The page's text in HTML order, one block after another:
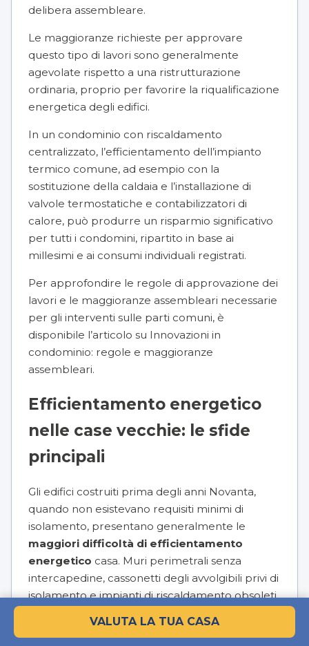
VALUTA LA TUA CASA
delibera assembleare.
Le maggioranze richieste per approvare
questo tipo di lavori sono generalmente
agevolate rispetto a una ristrutturazione
ordinaria, proprio per favorire la riqualificazione
energetica degli edifici.
In un condominio con riscaldamento
centralizzato, l’efficientamento dell’impianto
termico comune, ad esempio con la
sostituzione della caldaia e l’installazione di
valvole termostatiche e contabilizzatori di
calore, può produrre un risparmio significativo
per tutti i condomini, ripartito in base ai
millesimi e ai consumi individuali registrati.
Per approfondire le regole di approvazione dei
lavori e le maggioranze assembleari necessarie
per gli interventi sulle parti comuni, è
disponibile l’articolo su Innovazioni in
condominio: regole e maggioranze
assembleari.
Efficientamento energetico
nelle case vecchie: le sfide
principali
Gli edifici costruiti prima degli anni Novanta,
quando non esistevano requisiti minimi di
isolamento, presentano generalmente le
maggiori difficoltà di efficientamento
energetico casa. Muri perimetrali senza
intercapedine, cassonetti degli avvolgibili privi di
isolamento e impianti di riscaldamento obsoleti